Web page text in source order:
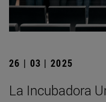
26 | 03 | 2025
La Incubadora